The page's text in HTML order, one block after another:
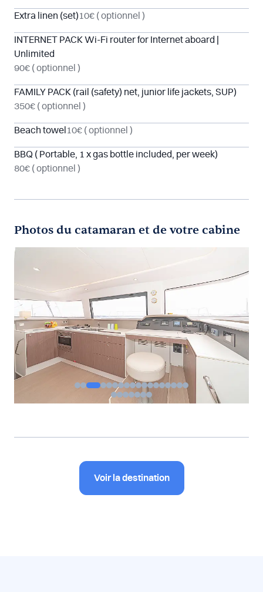
Extra linen (set)10€ ( optionnel )
INTERNET PACK Wi-Fi router for Internet aboard |
Unlimited
90€ ( optionnel )
FAMILY PACK (rail (safety) net, junior life jackets, SUP)
350€ ( optionnel )
Beach towel 10€ ( optionnel )
BBQ ( Portable, 1 x gas bottle included, per week)
80€ ( optionnel )
Photos du catamaran et de votre cabine
Voir la destination